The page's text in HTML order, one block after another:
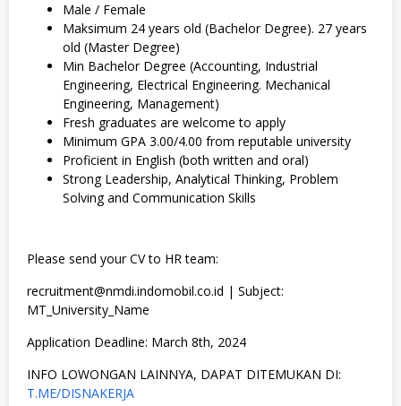
Male / Female
Maksimum 24 years old (Bachelor Degree). 27 years
old (Master Degree)
Min Bachelor Degree (Accounting, Industrial
Engineering, Electrical Engineering. Mechanical
Engineering, Management)
Fresh graduates are welcome to apply
Minimum GPA 3.00/4.00 from reputable university
Proficient in English (both written and oral)
Strong Leadership, Analytical Thinking, Problem
Solving and Communication Skills
Please send your CV to HR team:
recruitment@nmdi.indomobil.co.id | Subject:
MT_University_Name
Application Deadline: March 8th, 2024
INFO LOWONGAN LAINNYA, DAPAT DITEMUKAN DI:
T.ME/DISNAKERJA